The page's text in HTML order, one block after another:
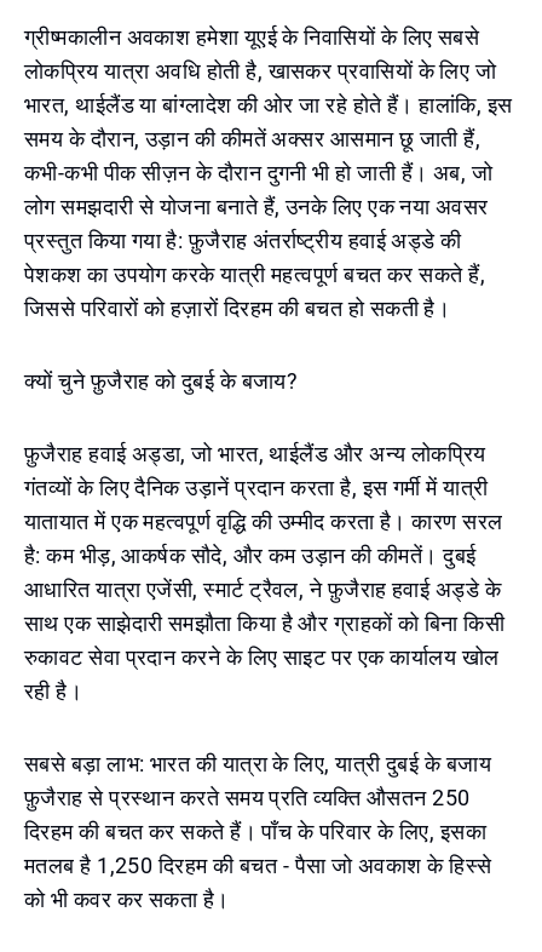
ग्रीष्मकालीन अवकाश हमेशा यूएई के निवासियों के लिए सबसे
लोकप्रिय यात्रा अवधि होती है, खासकर प्रवासियों के लिए जो
भारत, थाईलैंड या बांग्लादेश की ओर जा रहे होते हैं। हालांकि, इस
समय के दौरान, उड़ान की कीमतें अक्सर आसमान छू जाती हैं,
कभी-कभी पीक सीज़न के दौरान दुगनी भी हो जाती हैं। अब, जो
लोग समझदारी से योजना बनाते हैं, उनके लिए एक नया अवसर
प्रस्तुत किया गया है: फ़ुजैराह अंतर्राष्ट्रीय हवाई अड्डे की
पेशकश का उपयोग करके यात्री महत्वपूर्ण बचत कर सकते हैं,
जिससे परिवारों को हज़ारों दिरहम की बचत हो सकती है।
क्यों चुने फ़ुजैराह को दुबई के बजाय?
फ़ुजैराह हवाई अड्डा, जो भारत, थाईलैंड और अन्य लोकप्रिय
गंतव्यों के लिए दैनिक उड़ानें प्रदान करता है, इस गर्मी में यात्री
यातायात में एक महत्वपूर्ण वृद्धि की उम्मीद करता है। कारण सरल
है: कम भीड़, आकर्षक सौदे, और कम उड़ान की कीमतें। दुबई
आधारित यात्रा एजेंसी, स्मार्ट ट्रैवल, ने फ़ुजैराह हवाई अड्डे के
साथ एक साझेदारी समझौता किया है और ग्राहकों को बिना किसी
रुकावट सेवा प्रदान करने के लिए साइट पर एक कार्यालय खोल
रही है।
सबसे बड़ा लाभ: भारत की यात्रा के लिए, यात्री दुबई के बजाय
फ़ुजैराह से प्रस्थान करते समय प्रति व्यक्ति औसतन 250
दिरहम की बचत कर सकते हैं। पाँच के परिवार के लिए, इसका
मतलब है 1,250 दिरहम की बचत - पैसा जो अवकाश के हिस्से
को भी कवर कर सकता है।